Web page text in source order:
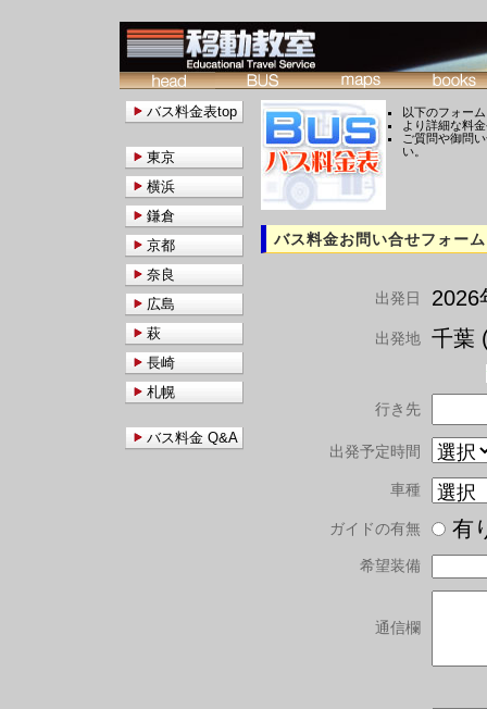
以下のフォー
より詳細な料
ご質問や御問
い。
バス料金お問い合せフォーム
出発日 2026
出発地 千葉
行き先
出発予定時間
車種
ガイドの有無
希望装備
通信欄
バス料金表top
東京
横浜
鎌倉
京都
奈良
広島
萩
長崎
札幌
バス料金 Q&A